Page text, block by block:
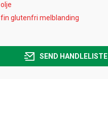
olje
fin glutenfri melblanding
SEND HANDLELISTE